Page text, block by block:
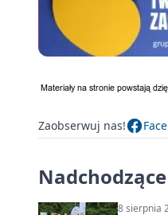
Zaobserwuj nas!
8 sierpnia